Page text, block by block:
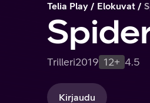
Telia Play Elokuvat
Trilleri2019 12+ 4.5
Kirjaudu